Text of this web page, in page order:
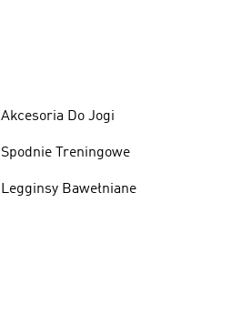
Akcesoria Do Jogi
Spodnie Treningowe
Legginsy Bawełniane